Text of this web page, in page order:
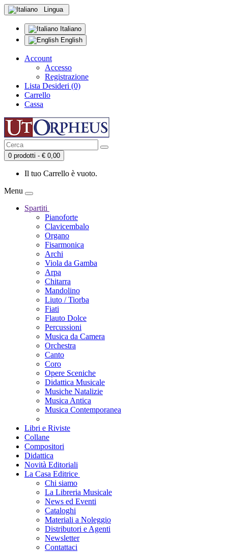
Lingua
Italiano
English
Account
Accesso
Registrazione
Lista Desideri (0)
Carrello
Cassa
0 prodotti - € 0,00
Il tuo Carrello è vuoto.
Menu
Spartiti
Pianoforte
Clavicembalo
Organo
Fisarmonica
Archi
Viola da Gamba
Arpa
Chitarra
Mandolino
Liuto / Tiorba
Fiati
Flauto Dolce
Percussioni
Musica da Camera
Orchestra
Canto
Coro
Opere Sceniche
Didattica Musicale
Musiche Natalizie
Musica Antica
Musica Contemporanea
Libri e Riviste
Collane
Compositori
Didattica
Novità Editoriali
La Casa Editrice
Chi siamo
La Libreria Musicale
News ed Eventi
Cataloghi
Materiali a Noleggio
Distributori e Agenti
Newsletter
Contattaci